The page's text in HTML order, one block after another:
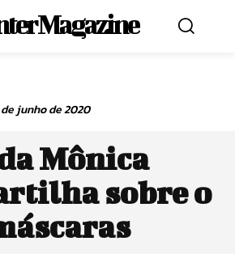
Magazine
junho de 2020
Mônica
sobre o